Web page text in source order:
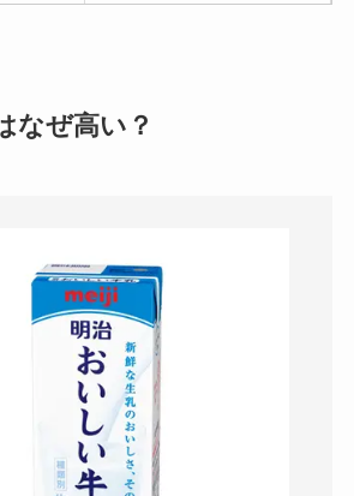
を紹介！
解説！
THE STEM CELL フ
ェイスマスクが安い
理由は？3つの理由と
口コミ・評判を紹
介！
なぜ高い？